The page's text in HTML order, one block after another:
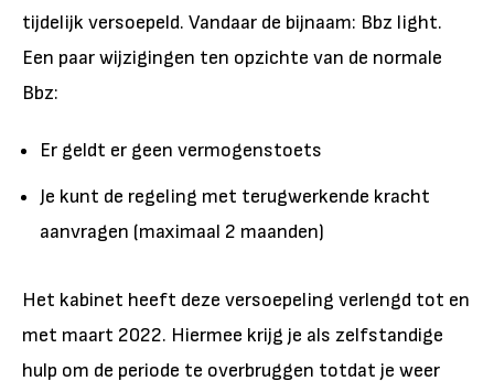
tijdelijk versoepeld. Vandaar de bijnaam: Bbz light.
Een paar wijzigingen ten opzichte van de normale
Bbz:
Er geldt er geen vermogenstoets
Je kunt de regeling met terugwerkende kracht
aanvragen (maximaal 2 maanden)
Het kabinet heeft deze versoepeling verlengd tot en
met maart 2022. Hiermee krijg je als zelfstandige
hulp om de periode te overbruggen totdat je weer